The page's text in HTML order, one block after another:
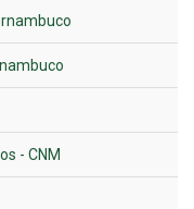
- CNM